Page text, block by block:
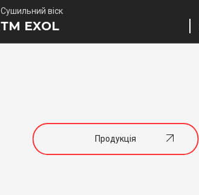
Сушильний віск
ТМ EXOL
Продукція